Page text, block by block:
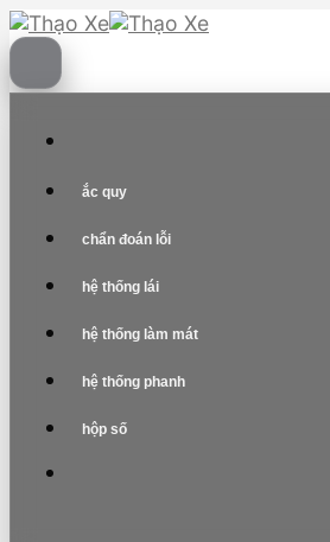
Skip
to
content
ắc quy
chẩn đoán lỗi
hệ thống lái
hệ thống làm mát
hệ thống phanh
hộp số